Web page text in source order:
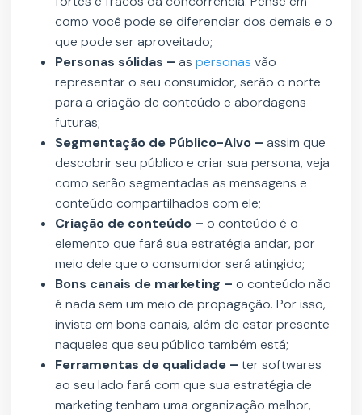
como você pode se diferenciar dos demais e o
que pode ser aproveitado;
Personas sólidas –aspersonas vão
representar o seu consumidor, serão o norte
para a criação de conteúdo e abordagens
futuras;
Segmentação de Público-Alvo –assim que
descobrir seu público e criar sua persona, veja
como serão segmentadas as mensagens e
conteúdo compartilhados com ele;
Criação de conteúdo –o conteúdo é o
elemento que fará sua estratégia andar, por
meio dele que o consumidor será atingido;
Bons canais de marketing –o conteúdo não
é nada sem um meio de propagação. Por isso,
invista em bons canais, além de estar presente
naqueles que seu público também está;
Ferramentas de qualidade – ter softwares
ao seu lado fará com que sua estratégia de
marketing tenham uma organização melhor,